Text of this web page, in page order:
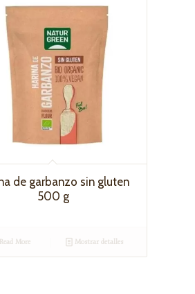
de garbanzo sin gluten
500 g
Read More Mostrar detalles